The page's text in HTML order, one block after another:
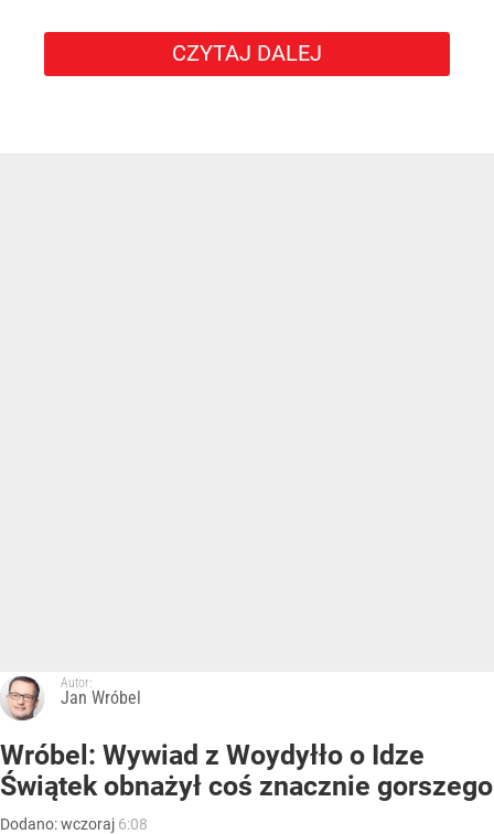
CZYTAJ DALEJ
Autor:
Jan Wróbel
Wróbel: Wywiad z Woydyłło o Idze
Świątek obnażył coś znacznie gorszego
Dodano:wczoraj 6:08